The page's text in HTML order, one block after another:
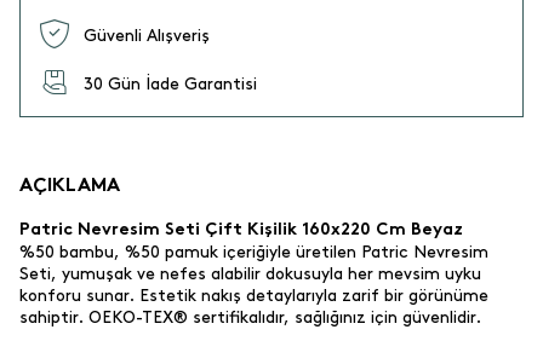
Güvenli Alışveriş
30 Gün İade Garantisi
AÇIKLAMA
Patric Nevresim Seti Çift Kişilik 160x220 Cm Beyaz
%50 bambu, %50 pamuk içeriğiyle üretilen Patric Nevresim
Seti, yumuşak ve nefes alabilir dokusuyla her mevsim uyku
konforu sunar. Estetik nakış detaylarıyla zarif bir görünüme
sahiptir. OEKO-TEX® sertifikalıdır, sağlığınız için güvenlidir.